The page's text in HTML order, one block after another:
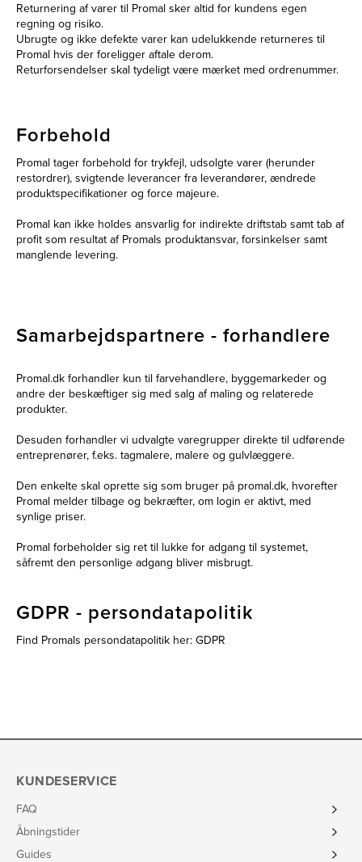
Returnering af varer til Promal sker altid for kundens egen
regning og risiko.
Ubrugte og ikke defekte varer kan udelukkende returneres til
Promal hvis der foreligger aftale derom.
Returforsendelser skal tydeligt være mærket med ordrenummer.
Forbehold
Promal tager forbehold for trykfejl, udsolgte varer (herunder
restordrer), svigtende leverancer fra leverandører, ændrede
produktspecifikationer og force majeure.
Promal kan ikke holdes ansvarlig for indirekte driftstab samt tab af
profit som resultat af Promals produktansvar, forsinkelser samt
manglende levering.
Samarbejdspartnere - forhandlere
Promal.dk forhandler kun til farvehandlere, byggemarkeder og
andre der beskæftiger sig med salg af maling og relaterede
produkter.
Desuden forhandler vi udvalgte varegrupper direkte til udførende
entreprenører, f.eks. tagmalere, malere og gulvlæggere.
Den enkelte skal oprette sig som bruger på promal.dk, hvorefter
Promal melder tilbage og bekræfter, om login er aktivt, med
synlige priser.
Promal forbeholder sig ret til lukke for adgang til systemet,
såfremt den personlige adgang bliver misbrugt.
GDPR - persondatapolitik
Find Promals persondatapolitik her: GDPR
KUNDESERVICE
FAQ
Åbningstider
Guides